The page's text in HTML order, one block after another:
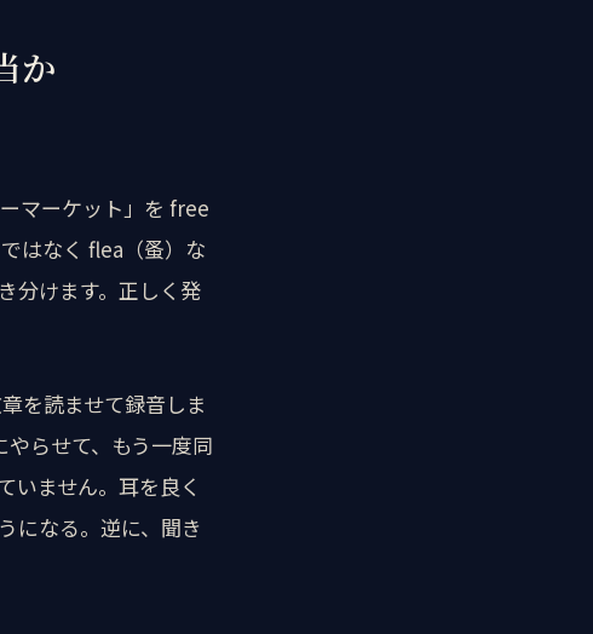
か
マーケット」を free
はなく flea（蚤）な
分けます。正しく発
を読ませて録音しま
らせて、もう一度同
いません。耳を良く
になる。逆に、聞き